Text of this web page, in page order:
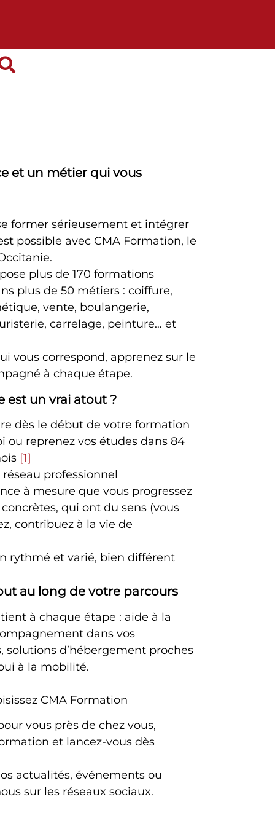
et un métier qui vous
former sérieusement et intégrer
possible avec CMA Formation, le
plus de 170 formations
plus de 50 métiers : coiffure,
vente, boulangerie,
carrelage, peinture… et
vous correspond, apprenez sur le
à chaque étape.
est un vrai atout ?
dès le début de votre formation
ou reprenez vos études dans 84
[1]
professionnel
à mesure que vous progressez
qui ont du sens (vous
contribuez à la vie de
rythmé et varié, bien différent
au long de votre parcours
à chaque étape : aide à la
dans vos
d’hébergement proches
à la mobilité.
CMA Formation
vous près de chez vous,
et lancez-vous dès
actualités, événements ou
sur les réseaux sociaux.